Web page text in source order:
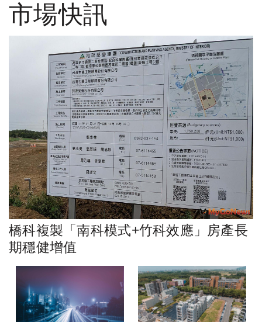
市場快訊
橋科複製「南科模式+竹科效應」房產長
期穩健增值